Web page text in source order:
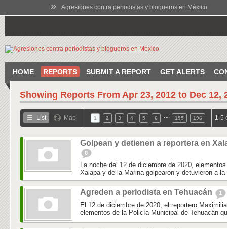
» Agresiones contra periodistas y blogueros en México
HOME REPORTS SUBMIT A REPORT GET ALERTS
Showing Reports From Apr 23, 2012 to Dec 12,
List Map 1 2 3 4 5 6 195 196 1-5
Golpean y detienen a reportera en
0
La noche del 12 de diciembre de 2020,
Xalapa y de la Marina golpearon y detuvieron a la
Agreden a periodista en Tehuacán 1
El 12 de diciembre de 2020, el reportero
elementos de la Policía Municipal de Tehuacán